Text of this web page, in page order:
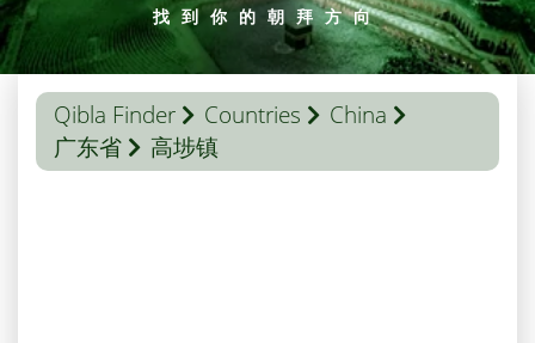
找到你的朝拜方向
Qibla Finder Countries
China
广东省
高埗镇